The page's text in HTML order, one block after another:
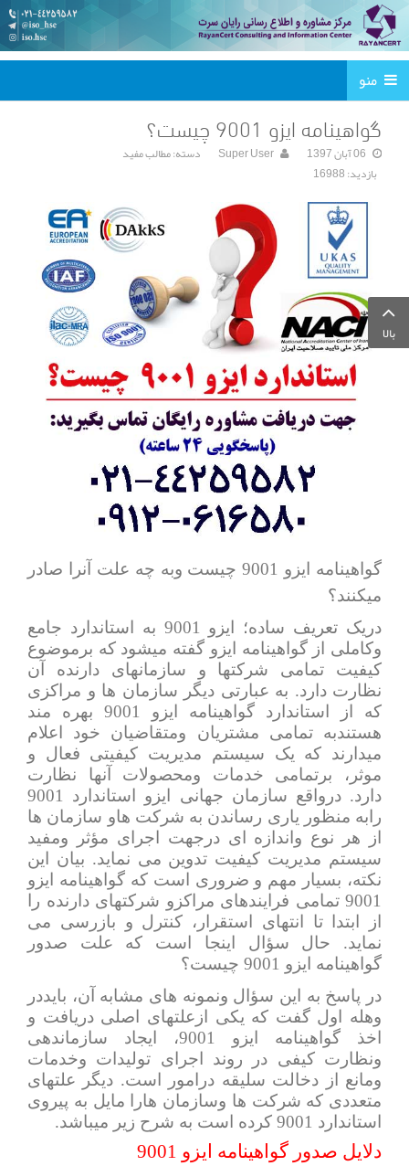
منو
گواهینامه ایزو 9001 چیست؟
06 آبان 1397 Super User دسته:مطالب مفید
بازدید: 16988
گواهینامه ایزو 9001 چیست وبه چه علت آنرا صادر
میکنند؟
دریک تعریف ساده؛ ایزو 9001 به استاندارد جامع
وکاملی از گواهینامه ایزو گفته میشود که برموضوع
کیفیت تمامی شرکتها و سازمانهای دارنده آن
نظارت دارد. به عبارتی دیگر سازمان ها و مراکزی
که از استاندارد گواهینامه ایزو 9001 بهره مند
هستندبه تمامی مشتریان ومتقاضیان خود اعلام
میدارند که یک سیستم مدیریت کیفیتی فعال و
موثر، برتمامی خدمات ومحصولات آنها نظارت
دارد. درواقع سازمان جهانی ایزو استاندارد 9001
رابه منظور یاری رساندن به شرکت هاو سازمان ها
از هر نوع واندازه ای درجهت اجرای مؤثر ومفید
سیستم مدیریت کیفیت تدوین می نماید. بیان این
نکته، بسیار مهم و ضروری است که گواهینامه ایزو
9001 تمامی فرایندهای مراکزو شرکتهای دارنده را
از ابتدا تا انتهای استقرار، کنترل و بازرسی می
نماید. حال سؤال اینجا است که علت صدور
گواهینامه ایزو 9001 چیست؟
در پاسخ به این سؤال ونمونه های مشابه آن، بایددر
وهله اول گفت که یکی ازعلتهای اصلی دریافت و
اخذ گواهینامه ایزو 9001، ایجاد سازماندهی
ونظارت کیفی در روند اجرای تولیدات وخدمات
ومانع از دخالت سلیقه درامور است. دیگر علتهای
متعددی که شرکت ها وسازمان هارا مایل به پیروی
استاندارد 9001 کرده است به شرح زیر میباشد.
دلایل صدور گواهینامه ایزو 9001
بالا